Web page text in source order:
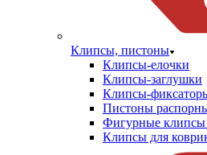
Клипсы, пистоны
Клипсы-елочки
Клипсы-заглушки
Клипсы-
Пистоны
Фигурные
Клипсы для